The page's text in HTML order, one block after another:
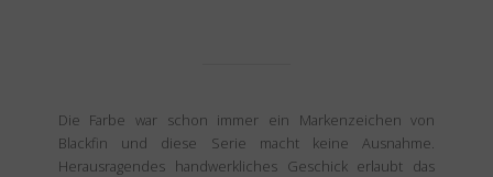
Die Farbe war schon immer ein Markenzeichen von
Blackfin und diese Serie macht keine Ausnahme.
Herausragendes handwerkliches Geschick erlaubt das